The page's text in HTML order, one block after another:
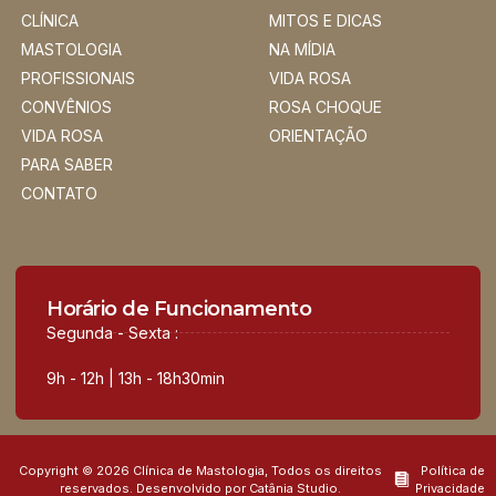
CLÍNICA
MASTOLOGIA
PROFISSIONAIS
CONVÊNIOS
VIDA ROSA
PARA SABER
CONTATO
MITOS E DICAS
NA MÍDIA
VIDA ROSA
ROSA CHOQUE
ORIENTAÇÃO
Horário de Funcionamento
Segunda - Sexta :
9h - 12h | 13h - 18h30min
Copyright © 2026 Clínica de Mastologia, Todos os direitos
reservados. Desenvolvido por Catânia Studio.
Política de
Privacidade